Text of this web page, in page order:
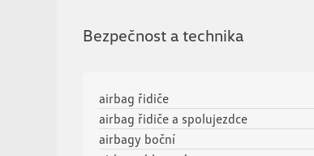
Bezpečnost a technika
airbag řidiče
airbag řidiče a spolujezdce
airbagy boční